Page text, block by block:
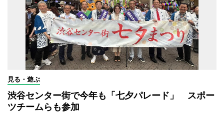
見る・遊ぶ
渋谷センター街で今年も「七夕パレード」 スポー
ツチームらも参加